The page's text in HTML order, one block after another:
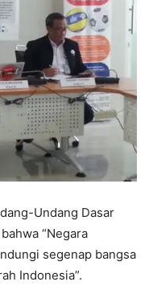
Undang Dasar
“Negara
segenap bangsa
Indonesia”.